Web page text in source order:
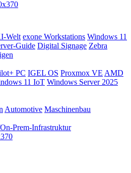
Welt exone Workstations Windows 11
Guide Digital Signage Zebra
PC IGEL OS Proxmox VE AMD
11 IoT Windows Server 2025
Automotive Maschinenbau
Prem-Infrastruktur